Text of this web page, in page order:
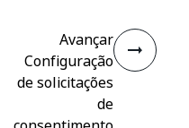
Avançar
Configuração
de solicitações
de